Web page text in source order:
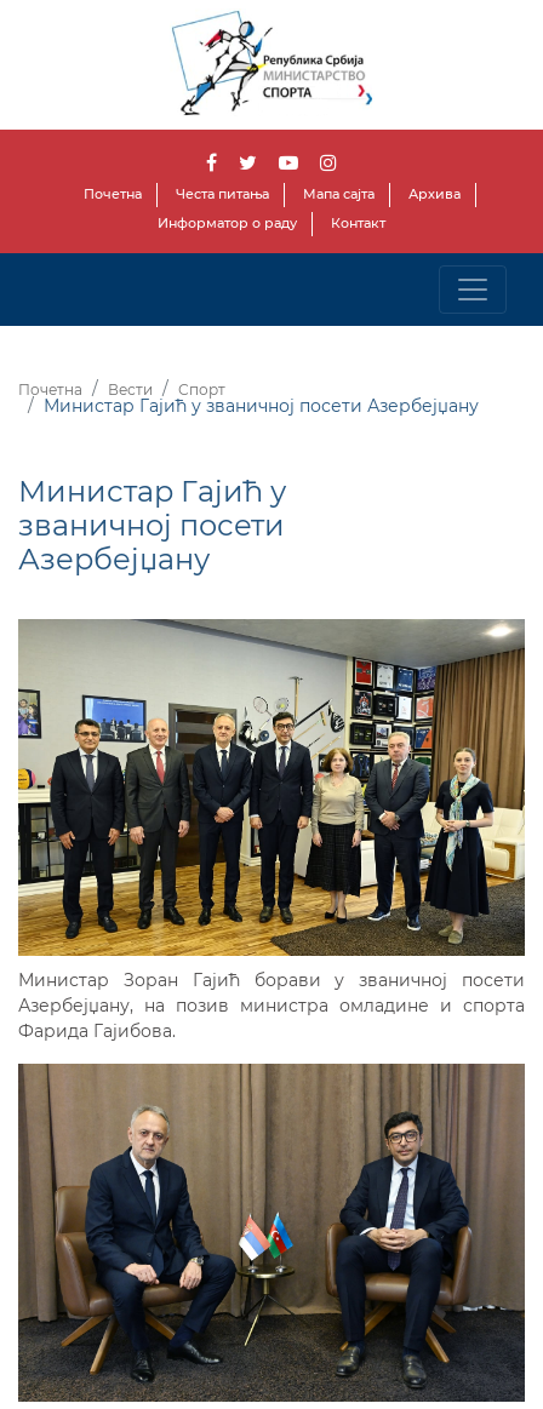
Почетна Честа питања Мапа сајта
Архива
Информатор о раду
Контакт
Почетна Вести Спорт
Министар Гајић у званичној посети Азербејџану
Министар Гајић у
званичној посети
Азербејџану
Министар Зоран Гајић борави у званичној посети
Азербејџану, на позив министра омладине и спорта
Фарида Гајибова.